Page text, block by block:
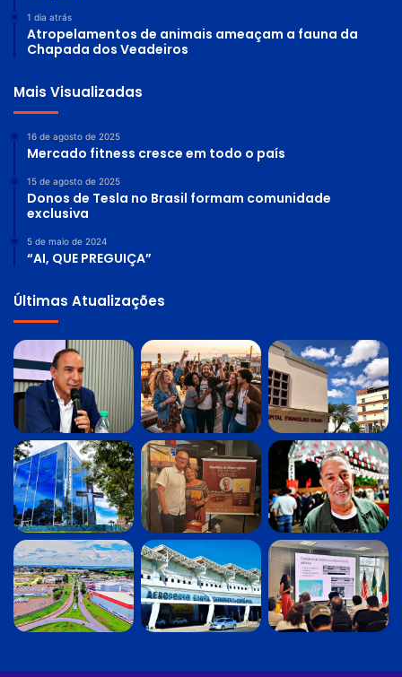
1 dia atrás
Atropelamentos de animais ameaçam a fauna da
Chapada dos Veadeiros
Mais Visualizadas
16 de agosto de 2025
Mercado fitness cresce em todo o país
15 de agosto de 2025
Donos de Tesla no Brasil formam comunidade
exclusiva
5 de maio de 2024
“AI, QUE PREGUIÇA”
Últimas Atualizações